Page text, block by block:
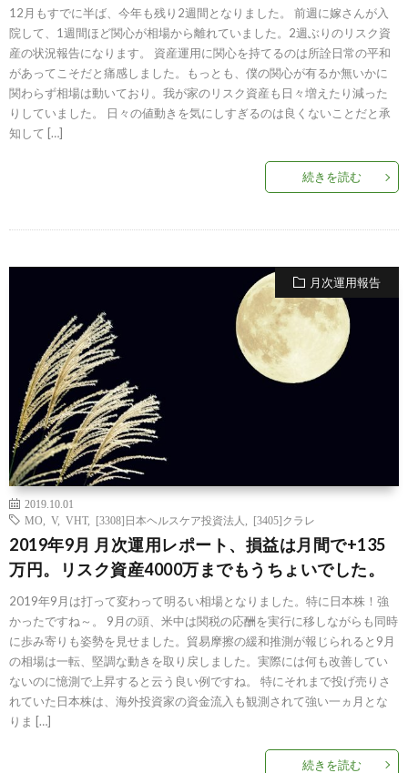
12月もすでに半ば、今年も残り2週間となりました。 前週に嫁さんが入
院して、1週間ほど関心が相場から離れていました。2週ぶりのリスク資
産の状況報告になります。 資産運用に関心を持てるのは所詮日常の平和
があってこそだと痛感しました。もっとも、僕の関心が有るか無いかに
関わらず相場は動いており。我が家のリスク資産も日々増えたり減った
りしていました。 日々の値動きを気にしすぎるのは良くないことだと承
知して […]
続きを読む
月次運用報告
2019.10.01
MO
V, VHT, [3308]日本ヘルスケア投資法人 [3405]クラレ
2019年9月 月次運用レポート、損益は月間で+135
万円。リスク資産4000万までもうちょいでした。
2019年9月は打って変わって明るい相場となりました。特に日本株！強
かったですね～。 9月の頭、米中は関税の応酬を実行に移しながらも同時
に歩み寄りも姿勢を見せました。貿易摩擦の緩和推測が報じられると9月
の相場は一転、堅調な動きを取り戻しました。実際には何も改善してい
ないのに憶測で上昇すると云う良い例ですね。 特にそれまで投げ売りさ
れていた日本株は、海外投資家の資金流入も観測されて強い一ヵ月とな
りま […]
続きを読む